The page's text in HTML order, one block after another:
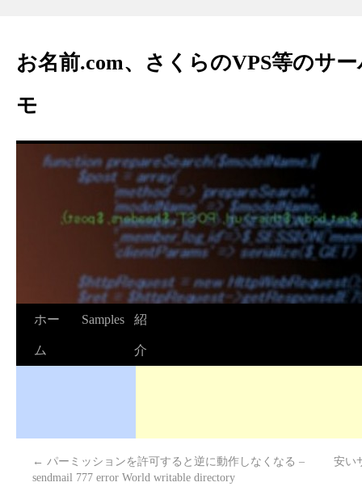
お名前.com、さくらのVPS等のサ
モ
ホー
ム
Samples 紹
介
← パーミッションを許可すると逆に動作しなくなる –
sendmail 777 error World writable directory
安い